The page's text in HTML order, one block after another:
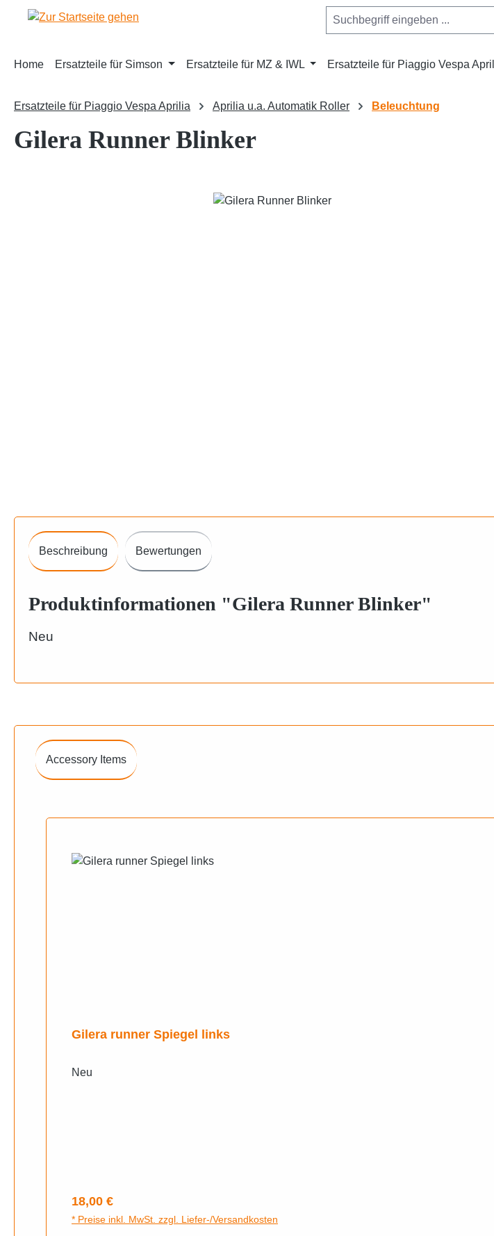
Hauptinhalt springen
Zur Suche springen
Zur Hauptnavigation springen
Home Ersatzteile für Simson Ersatzteile für MZ & IWL Ersatzteile für Piaggio Vespa
Ersatzteile für Piaggio Vespa Aprilia Aprilia u.a. Automatik Roller Beleuchtung
Gilera Runner Blinker
Beschreibung Bewertungen
Produktinformationen "Gilera Runner Blinker"
Neu
Accessory Items
Gilera runner Spiegel links
Neu
Regulärer Preis:
18,00 €
* Preise inkl. MwSt. zzgl. Liefer-/Versandkosten